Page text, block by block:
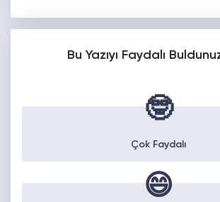
Bu Yazıyı Faydalı
🤓
Çok Faydalı
😄